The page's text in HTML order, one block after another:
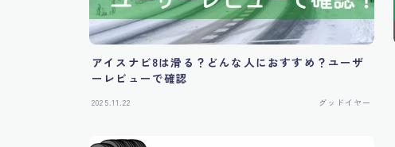
アイスナビ8は滑る？どんな人におすすめ？ユーザ
ーレビューで確認
2025.11.22 グッドイヤー